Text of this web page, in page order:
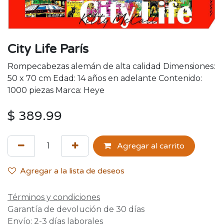
City Life París
Rompecabezas alemán de alta calidad Dimensiones:
50 x 70 cm Edad: 14 años en adelante Contenido:
1000 piezas Marca: Heye
$ 389.99
Agregar al carrito
Agregar a la lista de deseos
Términos y condiciones
Garantía de devolución de 30 días
Envío: 2-3 días laborales